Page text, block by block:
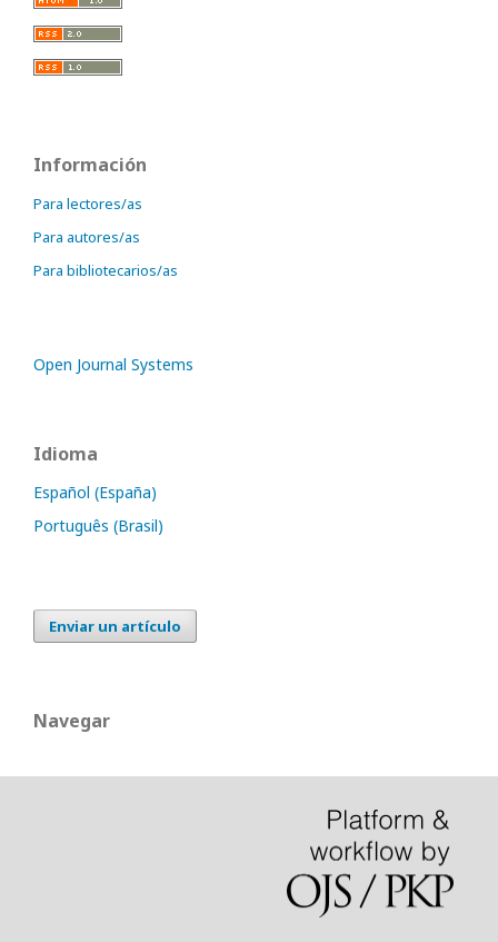
Información
Para lectores/as
Para autores/as
Para bibliotecarios/as
Open Journal Systems
Idioma
Español (España)
Português (Brasil)
Enviar un artículo
Navegar